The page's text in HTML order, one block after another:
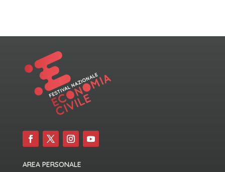
AREA PERSONALE